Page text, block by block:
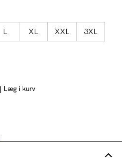
L XL XXL
3XL
Læg i kurv